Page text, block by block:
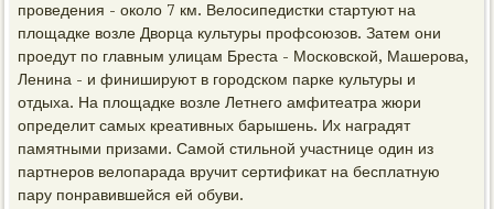
проведения - около 7 км. Велосипедистки стартуют на
площадке возле Дворца культуры профсоюзов. Затем они
проедут по главным улицам Бреста - Московской, Машерова,
Ленина - и финишируют в городском парке культуры и
отдыха. На площадке возле Летнего амфитеатра жюри
определит самых креативных барышень. Их наградят
памятными призами. Самой стильной участнице один из
партнеров велопарада вручит сертификат на бесплатную
пару понравившейся ей обуви.